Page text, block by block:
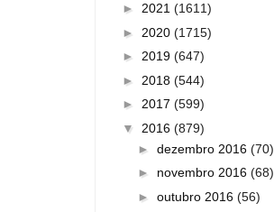
► 2021 (1611)
► 2020 (1715)
► 2019 (647)
► 2018 (544)
► 2017 (599)
▼ 2016 (879)
► dezembro 2016 (70)
► novembro 2016 (68)
► outubro 2016 (56)